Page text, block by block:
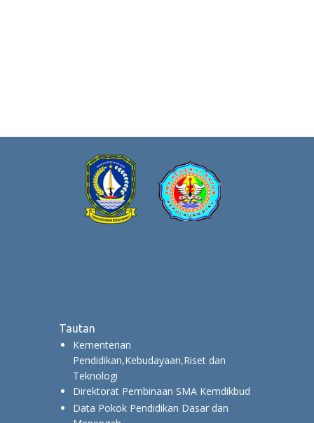
Tautan
Kementerian
Pendidikan,Kebudayaan,Riset dan
Teknologi
Direktorat Pembinaan SMA Kemdikbud
Data Pokok Pendidikan Dasar dan